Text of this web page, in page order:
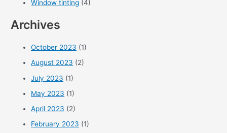
Window tinting (4)
Archives
October 2023 (1)
August 2023 (2)
July 2023 (1)
May 2023 (1)
April 2023 (2)
February 2023 (1)